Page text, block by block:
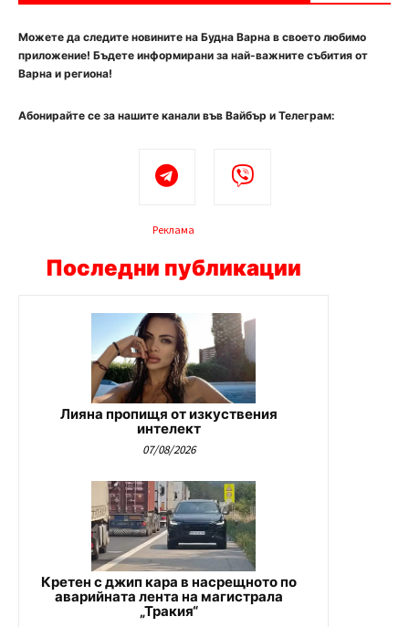
Можете да следите новините на Будна Варна в своето любимо
приложение! Бъдете информирани за най-важните събития от
Варна и региона!
Абонирайте се за нашите канали във Вайбър и Телеграм:
Реклама
Последни публикации
Лияна пропищя от изкуствения
интелект
07/08/2026
Кретен с джип кара в насрещното по
аварийната лента на магистрала
„Тракия“